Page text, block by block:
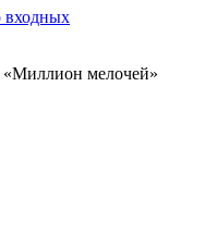
входных
мелочей»